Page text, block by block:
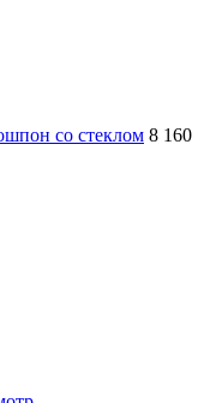
со стеклом 8 160